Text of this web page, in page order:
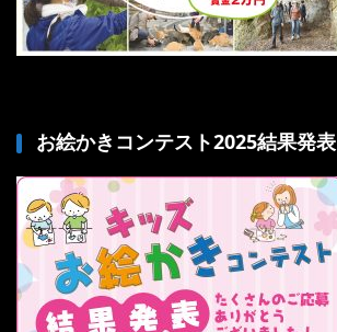
お絵かきコンテスト2025結果発表